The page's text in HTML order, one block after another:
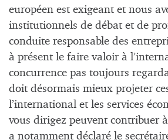
européen est exigeant et nous
institutionnels de débat et de
conduite responsable des
à présent le faire valoir à
concurrence pas toujours
doit désormais mieux projeter
l’international et les services
vous dirigez peuvent contribuer
a notamment déclaré le